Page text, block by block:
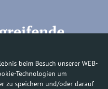
beim Besuch unserer WEB-
Technologien um
zu speichern und/oder darauf